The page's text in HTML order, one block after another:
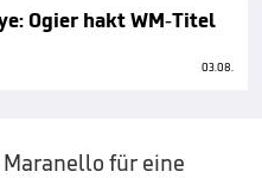
Ogier hakt WM-Titel
03.08.
für eine